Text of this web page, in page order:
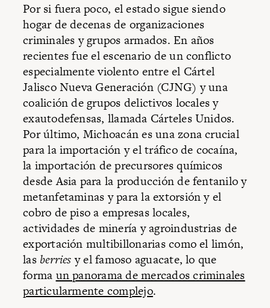
Por si fuera poco, el estado sigue siendo
hogar de decenas de organizaciones
criminales y grupos armados. En años
recientes fue el escenario de un conflicto
especialmente violento entre el Cártel
Jalisco Nueva Generación (CJNG) y una
coalición de grupos delictivos locales y
exautodefensas, llamada Cárteles Unidos.
Por último, Michoacán es una zona crucial
para la importación y el tráfico de cocaína,
la importación de precursores químicos
desde Asia para la producción de fentanilo y
metanfetaminas y para la extorsión y el
cobro de piso a empresas locales,
actividades de minería y agroindustrias de
exportación multibillonarias como el limón,
lasberriesy el famoso aguacate, lo que
forma un panorama de mercados criminales
particularmente complejo.